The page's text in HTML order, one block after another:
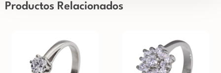
Productos Relacionados